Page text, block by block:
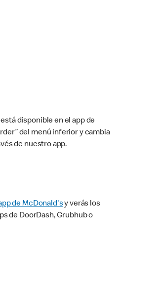
disponible en el app de
del menú inferior y cambia
de nuestro app.
de McDonald'sy verás los
de DoorDash, Grubhub o